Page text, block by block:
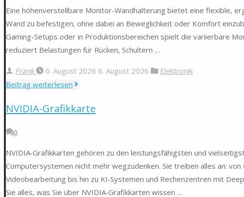
Eine höhenverstellbare Monitor-Wandhalterung bietet eine flexible,
Wand zu befestigen, ohne dabei an Beweglichkeit oder Komfort
Gaming-Setups oder in Produktionsbereichen spielt die variierbare
reduziert Belastungen für Rücken, Schultern …
Frank 6. August 2026 6. August 2026
Elektronik
Beitrag weiterlesen "Monitor-
höhenverstellbar"
NVIDIA-Grafikkarte
0
NVIDIA‑Grafikkarten gehören zu den leistungsfähigsten und
Computersystemen nicht mehr wegzudenken. Sie treiben alles an:
Videobearbeitung bis hin zu KI‑Systemen und Rechenzentren mit
Sie alles, was Sie über NVIDIA‑Grafikkarten wissen …